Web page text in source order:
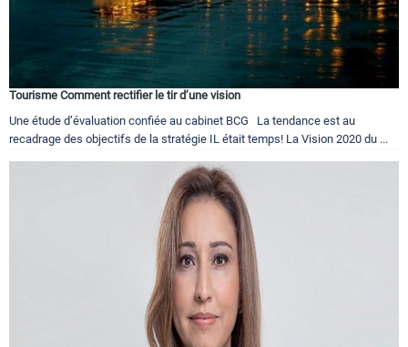
Tourisme Comment rectifier le tir d’une vision
Une étude d’évaluation confiée au cabinet BCG La tendance est au
recadrage des objectifs de la stratégie IL était temps! La Vision 2020 du ...